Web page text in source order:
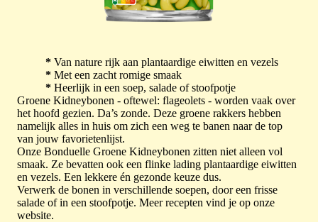
* Van nature rijk aan plantaardige eiwitten en vezels
* Met een zacht romige smaak
* Heerlijk in een soep, salade of stoofpotje
Groene Kidneybonen - oftewel: flageolets - worden vaak over
het hoofd gezien. Da’s zonde. Deze groene rakkers hebben
namelijk alles in huis om zich een weg te banen naar de top
van jouw favorietenlijst.
Onze Bonduelle Groene Kidneybonen zitten niet alleen vol
smaak. Ze bevatten ook een flinke lading plantaardige eiwitten
en vezels. Een lekkere én gezonde keuze dus.
Verwerk de bonen in verschillende soepen, door een frisse
salade of in een stoofpotje. Meer recepten vind je op onze
website.